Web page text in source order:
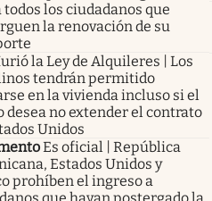
todos los ciudadanos que
la renovación de su
la Ley de Alquileres | Los
tendrán permitido
en la vivienda incluso si el
desea no extender el contrato
Unidos
Es oficial | República
Estados Unidos y
prohíben el ingreso a
que hayan postergado la